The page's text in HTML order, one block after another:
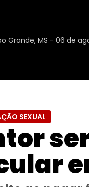
Grande, MS - 06 de
SEXUAL